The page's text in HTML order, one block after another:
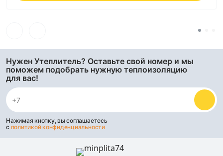
Нужен Утеплитель? Оставьте свой номер и мы
поможем подобрать нужную теплоизоляцию
для вас!
Нажимая кнопку, вы соглашаетесь
с политикой конфиденциальности